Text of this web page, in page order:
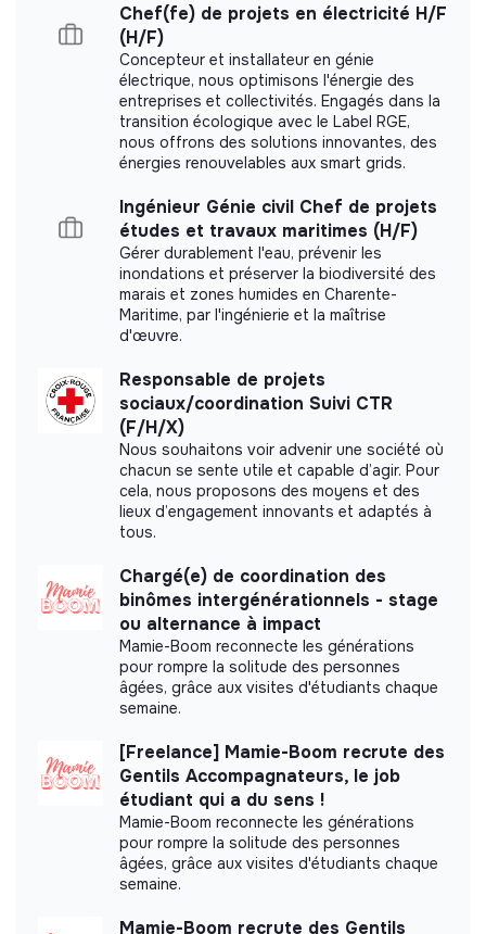
More information
Website
Foundation
Between 250 and 2000
Impact
Impact study
Fondation de France did not yet communicate its
Labels and certifications
This structure did not communicate to us the
labels or certifications that it was able to obtain.
Internal practices and policies
Employee Representation Committees
Work Flexibility
Professional Training and Development
Value sharing
Participatory Retirement Savings Plans
Fair Compensation
Chef(fe) de projets en électricité H/F
(H/F)
Concepteur et installateur en génie
électrique, nous optimisons l'énergie des
entreprises et collectivités. Engagés dans la
transition écologique avec le Label RGE,
nous offrons des solutions innovantes, des
énergies renouvelables aux smart grids.
Ingénieur Génie civil Chef de projets
études et travaux maritimes (H/F)
Gérer durablement l'eau, prévenir les
inondations et préserver la biodiversité des
marais et zones humides en Charente-
Maritime, par l'ingénierie et la maîtrise
d'œuvre.
Responsable de projets
sociaux/coordination Suivi CTR
(F/H/X)
Nous souhaitons voir advenir une société où
chacun se sente utile et capable d’agir. Pour
cela, nous proposons des moyens et des
lieux d’engagement innovants et adaptés à
tous.
Chargé(e) de coordination des
binômes intergénérationnels - stage
ou alternance à impact
Mamie-Boom reconnecte les générations
pour rompre la solitude des personnes
âgées, grâce aux visites d'étudiants chaque
semaine.
[Freelance] Mamie-Boom recrute des
Gentils Accompagnateurs, le job
étudiant qui a du sens !
Mamie-Boom reconnecte les générations
pour rompre la solitude des personnes
âgées, grâce aux visites d'étudiants chaque
semaine.
Mamie-Boom recrute des Gentils